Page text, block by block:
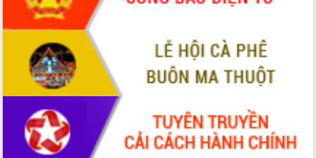
Tập huấn ứng dụng trí tuệ nhân tạo (AI)
trong thương mại điện tử năm 2026
Đoàn đại biểu Quốc hội tỉnh Đắk Lắk
trao đổi thông tin trước Kỳ họp thứ
nhất, Quốc hội khóa XVI
Quyết liệt cải cách hành chính, khơi
Nâng cao hiệu lực, hiệu quả HĐND
tỉnh thông qua hiện đại hóa hành chính
Xã Ea Phê gắn cải cách hành chính với